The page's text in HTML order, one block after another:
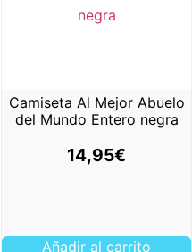
Camiseta Al Mejor Abuelo
del Mundo Entero negra
14,95€
Añadir al carrito